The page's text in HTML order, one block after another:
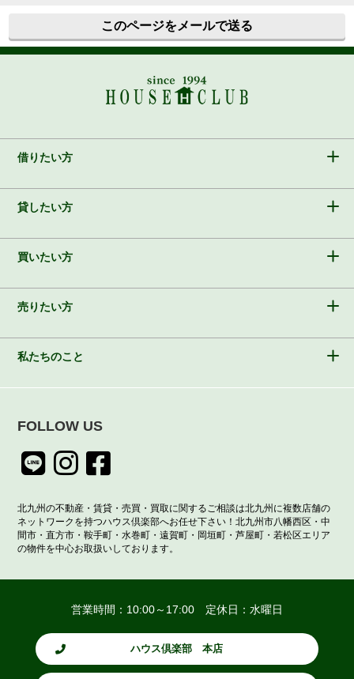
このページをメールで送る
借りたい方
貸したい方
買いたい方
売りたい方
私たちのこと
FOLLOW US
北九州の不動産・賃貸・売買・買取に関するご相談は北九州に複数店舗の
ネットワークを持つハウス倶楽部へお任せ下さい！北九州市八幡西区・中
間市・直方市・鞍手町・水巻町・遠賀町・岡垣町・芦屋町・若松区エリア
の物件を中心お取扱いしております。
営業時間：10:00～17:00 定休日：水曜日
ハウス倶楽部 本店